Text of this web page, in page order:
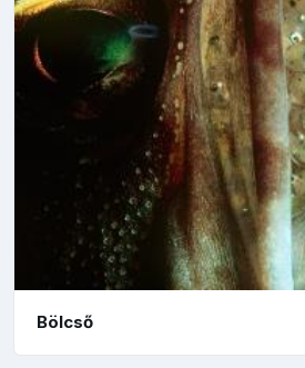
Bölcső